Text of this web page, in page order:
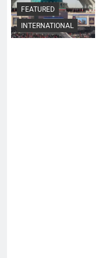
FEATURED
INTERNATIONAL